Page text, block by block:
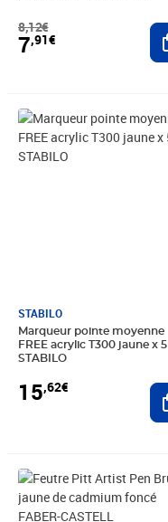
8,12€
7,91€
STABILO
Marqueur pointe moyenne
FREE acrylic T300 jaune x 5
STABILO
15,62€
Prix 15,62€
Prix 4,20€